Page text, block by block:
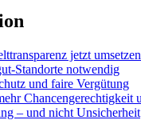
jetzt umsetzen
Standorte notwendig
und faire Vergütung
Chancengerechtigkeit
– und nicht Unsicherheit